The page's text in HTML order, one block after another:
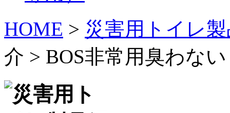
HOME > 災害用トイレ
介 > BOS非常用臭わな